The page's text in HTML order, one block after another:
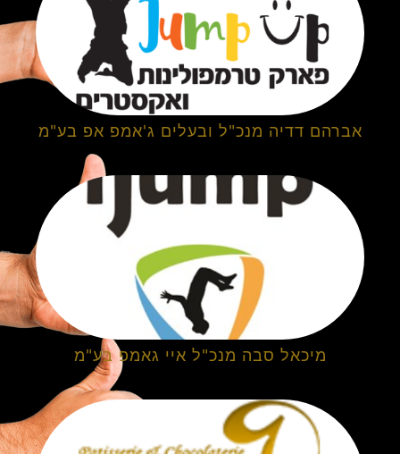
אברהם דדיה מנכ"ל ובעלים ג'אמפ אפ בע"מ
מיכאל סבה מנכ"ל איי גאמפ בע"מ